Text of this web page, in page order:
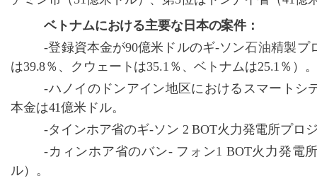
ベトナムにおける主要な日本の案件：
-登録資本金が90億米ドルのギ-ソン石油精製プ
は39.8％、クウェートは35.1％、ベトナムは25.1％）。
-ハノイのドンアイン地区におけるスマートシ
本金は41億米ドル。
-タインホア省のギ-ソン 2 BOT火力発電所プロ
-カィンホア省のバン- フォン1 BOT火力発電
ル）。